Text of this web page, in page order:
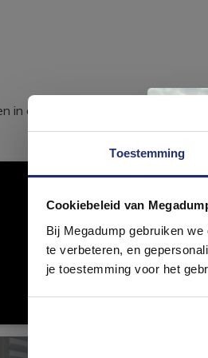
Toestemming
Cookiebeleid van
Bij Megadump gebruiken
te verbeteren, en
je toestemming voor het
in de kracht van delen. Deel jouw